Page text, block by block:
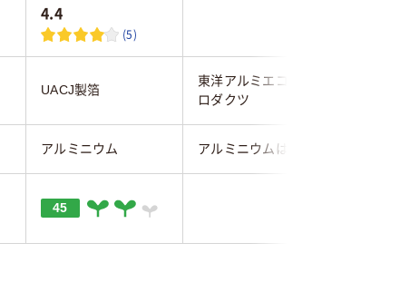
4.4
(5)
UACJ製箔
東洋アルミエコープ
ロダクツ
アルミニウム アルミニウムはく
45